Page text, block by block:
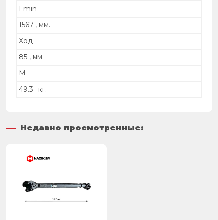
Lmin
1567 , мм.
Ход
85 , мм.
M
49.3 , кг.
Недавно просмотренные: